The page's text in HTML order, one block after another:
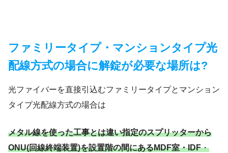
ファミリータイプ・マンションタイプ光
配線方式の場合に解錠が必要な場所は?
光ファイバーを直接引込むファミリータイプとマンション
タイプ光配線方式の場合は
メタル線を使った工事とは違い指定のスプリッターから
ONU(回線終端装置)を設置階の間にあるMDF室・IDF・